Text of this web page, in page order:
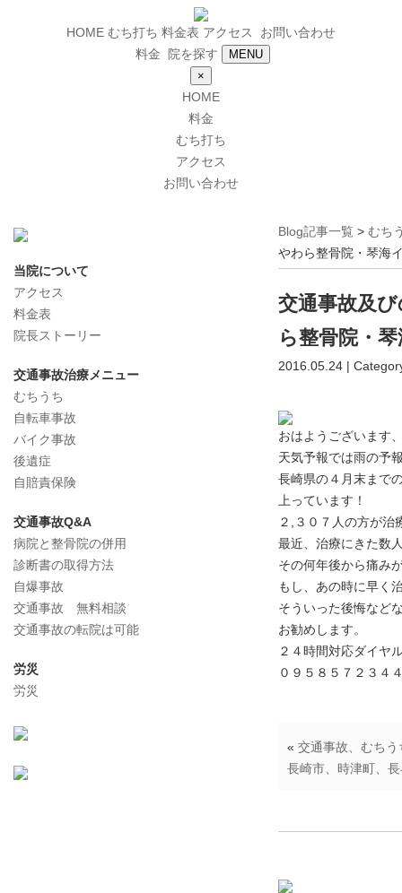
HOME むち打ち 料金表 アクセス
お問い合わせ
料金
院を探す
MENU
×
HOME
料金
むち打ち
アクセス
お問い合わせ
Blog記事一覧 > むち
やわら整骨院・琴海
交通事故及
ら整骨院・
2016.05.24 |
おはようございます
天気予報では雨の予
長崎県の４月末まで
上っています！
２,３０７人の方が治
最近、治療にきた数
その何年後から痛み
もし、あの時に早く
そういった後悔など
お勧めします。
２４時間対応ダイヤ
０９５８５７２３４
« 交通事故、むち
長崎市、時津町、
当院について
アクセス
料金表
院長ストーリー
交通事故治療メニュー
むちうち
自転車事故
バイク事故
後遺症
自賠責保険
交通事故Q&A
病院と整骨院の併用
診断書の取得方法
自爆事故
交通事故 無料相談
交通事故の転院は可能
労災
労災